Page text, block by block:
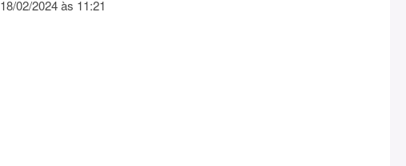
18/02/2024 às 11:21